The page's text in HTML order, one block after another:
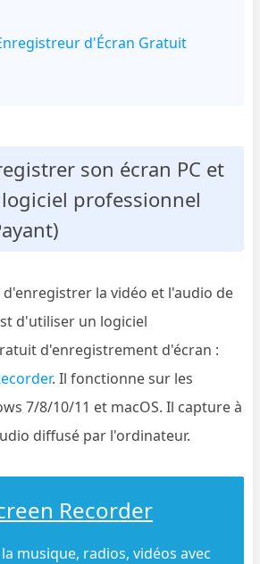
d'Écran Gratuit
son écran PC et
logiciel professionnel
la vidéo et l'audio de
d'utiliser un logiciel
d'enregistrement d'écran :
. Il fonctionne sur les
7/8/10/11 et macOS. Il capture à
diffusé par l'ordinateur.
Recorder
musique, radios, vidéos avec